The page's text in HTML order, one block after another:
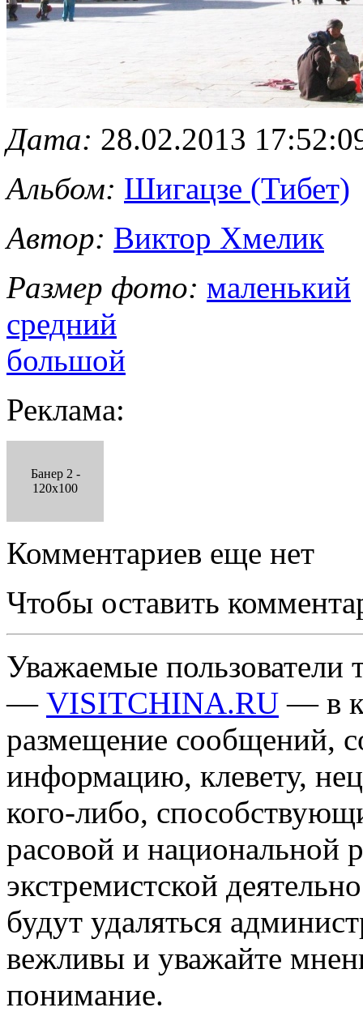
Дата: 28.02.2013
Альбом: Шигацзе (Тибет)
Автор: Виктор Хмелик
Размер фото: маленький
средний
большой
Реклама:
Банер 2 -
120x100
Комментариев еще нет
Чтобы оставить
Уважаемые пользователи
— VISITCHINA.RU — в
размещение сообщений,
информацию, клевету,
кого-либо,
расовой и национальной
экстремистской
будут удаляться
вежливы и уважайте
понимание.